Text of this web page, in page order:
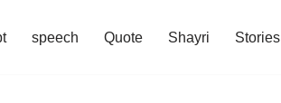
speech Quote Shayri Stories